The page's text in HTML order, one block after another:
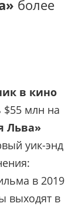
более
в кино
$55 млн на
Льва»
уик-энд
в 2019
выходят в